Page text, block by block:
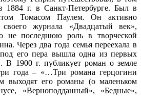
г. в Санкт-Петербурге. Был в
Томасом Паулем. Он активно
своего журнала «Двадцатый век»,
не последнюю роль в творческой
Через два года семья переехала в
его пера вышла одна из первых
В 1900 г. публикует роман о земле
года – «…Три романа герцогини
выходят его романы (о маленьком
«Верноподданный», «Бедные»,